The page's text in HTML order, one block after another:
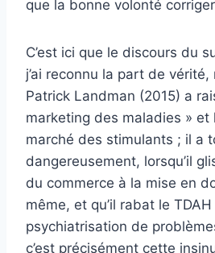
que la bonne volonté
C’est ici que le discours du
j’ai reconnu la part de
Patrick Landman (2015) a
marketing des maladies » et
marché des stimulants ; il a
dangereusement, lorsqu’il
du commerce à la mise en
même, et qu’il rabat le
psychiatrisation de
c’est précisément cette